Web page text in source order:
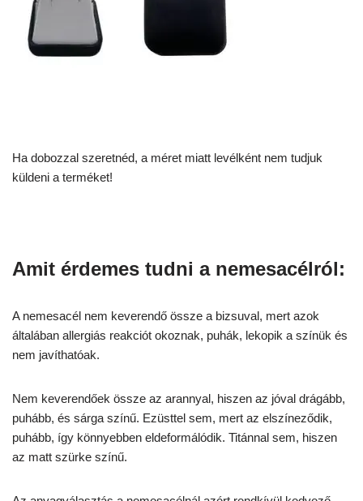
Ha dobozzal szeretnéd, a méret miatt levélként nem tudjuk
küldeni a terméket!
Amit érdemes tudni a nemesacélról:
A nemesacél nem keverendő össze a bizsuval, mert azok
általában allergiás reakciót okoznak, puhák, lekopik a színük és
nem javíthatóak.
Nem keverendőek össze az arannyal, hiszen az jóval drágább,
puhább, és sárga színű. Ezüsttel sem, mert az elszíneződik,
puhább, így könnyebben eldeformálódik. Titánnal sem, hiszen
az matt szürke színű.